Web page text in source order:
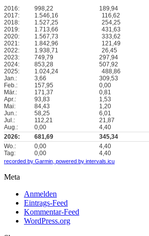
2016: 998,22 189,94
2017:
1.546,16 116,62
2018:
1.527,25 254,25
2019:
1.713,66 431,63
2020:
1.567,73 333,62
2021:
1.842,96 121,49
2022:
1.938,71 26,45
2023:
749,79 297,94
2024:
853,28 507,92
2025:
1.024,24 488,86
Jan.:
3,66 309,53
Feb.:
157,95 0,00
Mär.:
171,37 0,81
Apr.:
93,83 1,53
Mai:
84,43 1,20
Jun.:
58,25 6,01
Jul.:
112,21 21,87
Aug.:
0,00 4,40
2026:
681,69 345,34
Wo.:
0,00 4,40
Tag:
0,00 4,40
recorded by Garmin, powered by intervals.icu
Meta
Anmelden
Eintrags-Feed
Kommentar-Feed
WordPress.org